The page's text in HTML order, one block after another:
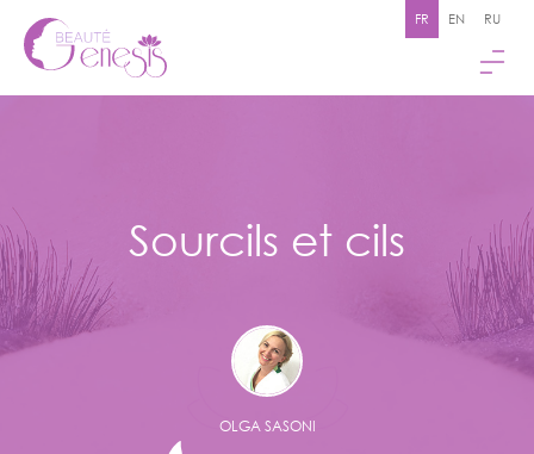
FR EN RU
Sourcils et cils
OLGA SASONI